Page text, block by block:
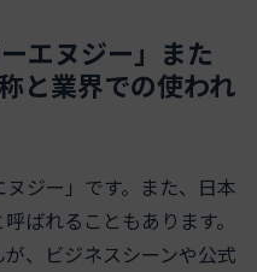
エヌジー」また
と業界での使われ
ジー」です。また、日本
ばれることもあります。
、ビジネスシーンや公式